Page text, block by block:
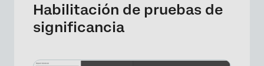
Habilitación de pruebas de
significancia